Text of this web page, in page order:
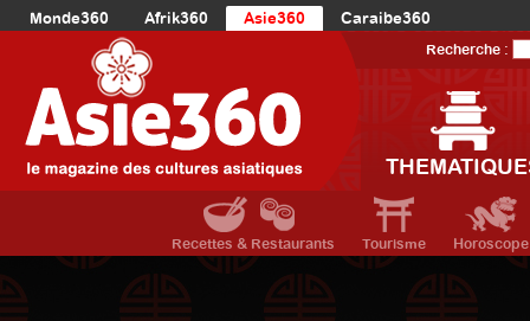
Monde360 Afrik360 Asie360
Caraibe360
Europe360
AmériqueDuNord360
Océanie360
Recherche :
Recettes & Restaurants Tourisme Horoscope